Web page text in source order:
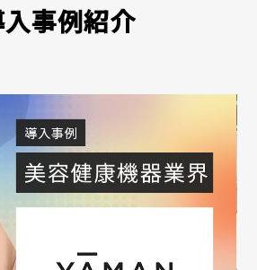
事例紹介